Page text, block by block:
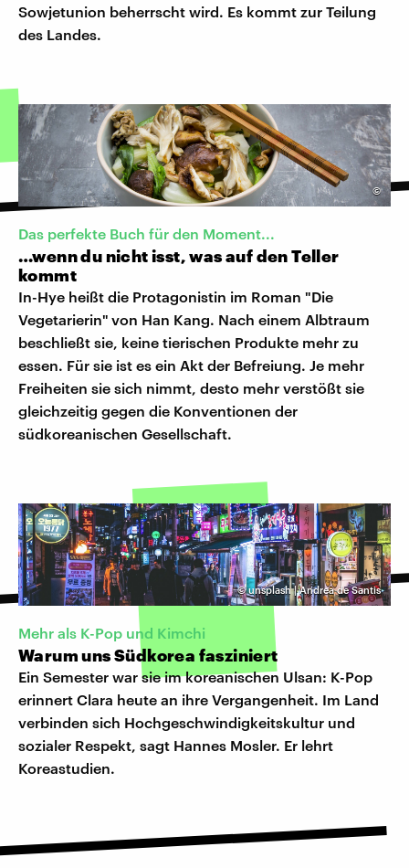
Sowjetunion beherrscht wird. Es kommt zur Teilung
des Landes.
©
Das perfekte Buch für den Moment...
…wenn du nicht isst, was auf den Teller
kommt
In-Hye heißt die Protagonistin im Roman "Die
Vegetarierin" von Han Kang. Nach einem Albtraum
beschließt sie, keine tierischen Produkte mehr zu
essen. Für sie ist es ein Akt der Befreiung. Je mehr
Freiheiten sie sich nimmt, desto mehr verstößt sie
gleichzeitig gegen die Konventionen der
südkoreanischen Gesellschaft.
©unsplash | Andrea de Santis
Mehr als K-Pop und Kimchi
Warum uns Südkorea fasziniert
Ein Semester war sie im koreanischen Ulsan: K-Pop
erinnert Clara heute an ihre Vergangenheit. Im Land
verbinden sich Hochgeschwindigkeitskultur und
sozialer Respekt, sagt Hannes Mosler. Er lehrt
Koreastudien.